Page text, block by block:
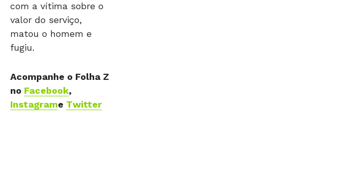
com a vítima sobre o
valor do serviço,
matou o homem e
fugiu.
Acompanhe o Folha Z
no Facebook,
Instagrame Twitter